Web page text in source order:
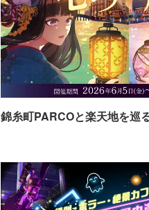
錦糸町PARCOと楽天地を巡